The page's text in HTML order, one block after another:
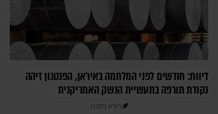
דיווח: חודשים לפני המלחמה באיראן, הפנטגון זיהה
נקודת תורפה בתעשיית הנשק האמריקנית
דורון פסקין